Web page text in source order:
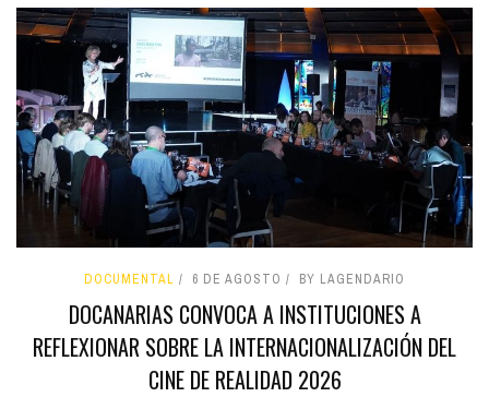
DOCUMENTAL 6 DE AGOSTO BY LAGENDARIO
DOCANARIAS CONVOCA A INSTITUCIONES A
REFLEXIONAR SOBRE LA INTERNACIONALIZACIÓN DEL
CINE DE REALIDAD 2026